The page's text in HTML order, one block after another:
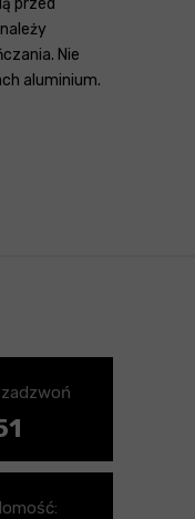
Nie
aluminium.